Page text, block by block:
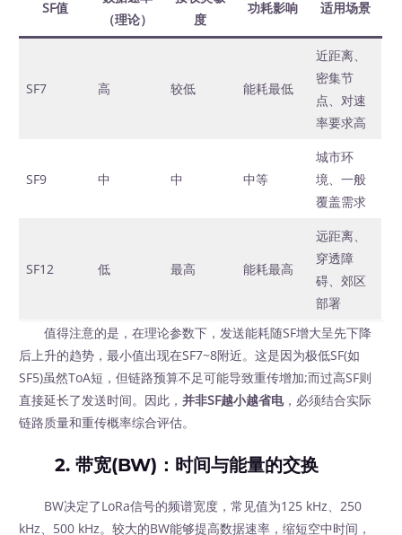
SF值
（理论）
度
功耗影响 适用场景
SF7 高 较低 能耗最低
近距离、
密集节
点、对速
率要求高
SF9 中 中 中等
城市环
境、一般
覆盖需求
SF12 低 最高 能耗最高
远距离、
穿透障
碍、郊区
部署
值得注意的是，在理论参数下，发送能耗随SF增大呈先下降
后上升的趋势，最小值出现在SF7~8附近。这是因为极低SF(如
SF5)虽然ToA短，但链路预算不足可能导致重传增加;而过高SF则
直接延长了发送时间。因此，并非SF越小越省电，必须结合实际
链路质量和重传概率综合评估。
2. 带宽(BW)：时间与能量的交换
BW决定了LoRa信号的频谱宽度，常见值为125 kHz、250
kHz、500 kHz。较大的BW能够提高数据速率，缩短空中时间，